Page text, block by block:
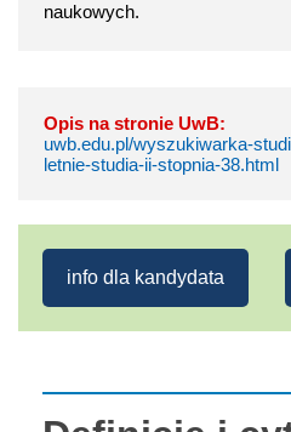
naukowych.
Opis na stronie UwB:
uwb.edu.pl/wyszukiwarka-
letnie-studia-ii-stopnia-38.html
info dla kandydata